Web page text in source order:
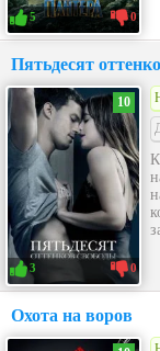
5 0
Пятьдесят
10
3 0
Охота на воров